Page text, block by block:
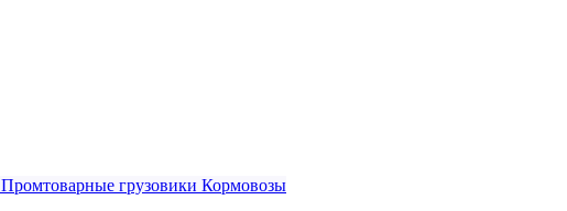
Промтоварные грузовики Кормовозы